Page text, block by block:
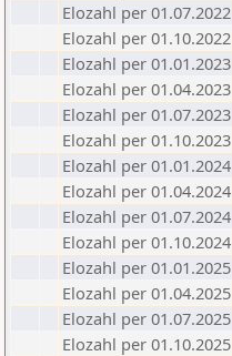
Elozahl per 01.07.2022
Elozahl per 01.10.2022
Elozahl per 01.01.2023
Elozahl per 01.04.2023
Elozahl per 01.07.2023
Elozahl per 01.10.2023
Elozahl per 01.01.2024
Elozahl per 01.04.2024
Elozahl per 01.07.2024
Elozahl per 01.10.2024
Elozahl per 01.01.2025
Elozahl per 01.04.2025
Elozahl per 01.07.2025
Elozahl per 01.10.2025